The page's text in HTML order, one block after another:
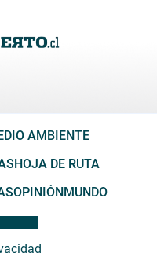
AMBIENTE
HOJA DE RUTA
OPINIÓNMUNDO